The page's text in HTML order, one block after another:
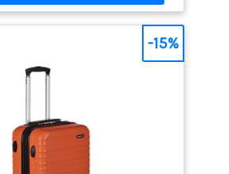
vos affaires de glisser
le avec l'étiquette personnalisée et
spéciaux L'Intuo est fabriqué en
fabriqué à partir de matériaux
recyclés
-15%